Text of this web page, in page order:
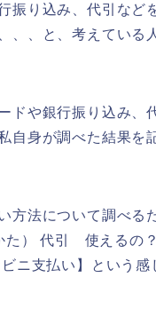
振り込み、代引など
、、と、考えている
ドや銀行振り込み、
自身が調べた結果を
方法について調べる
） 代引 使えるの
ニ支払い】という感